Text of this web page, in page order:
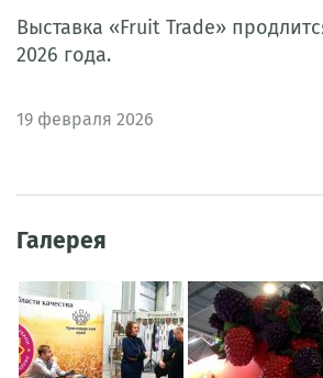
Выставка «Fruit Trade»
2026 года.
19 февраля 2026
Галерея